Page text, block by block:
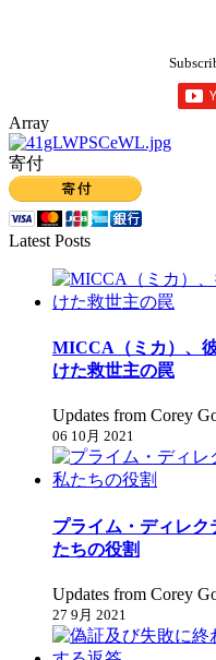
Array
寄付
Latest Posts
MICCA（ミカ）、
けた救世主の罠
Updates from Corey
06 10月 2021
プライム・ディレ
たちの役割
Updates from Corey
27 9月 2021